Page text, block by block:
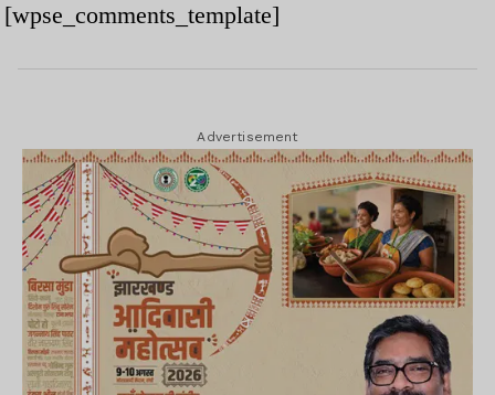
[wpse_comments_template]
Advertisement